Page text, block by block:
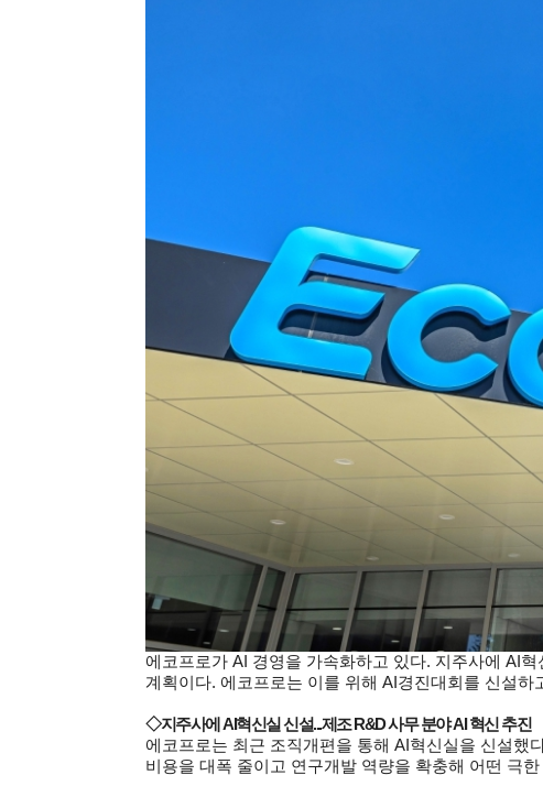
에코프로가 AI 경영을 가속화하고 있다. 지주사에 AI
계획이다. 에코프로는 이를 위해 AI경진대회를 신설
◇지주사에 AI혁신실 신설...제조 R&D 사무 분야 AI 혁신 추진
에코프로는 최근 조직개편을 통해 AI혁신실을 신설했
비용을 대폭 줄이고 연구개발 역량을 확충해 어떤 극